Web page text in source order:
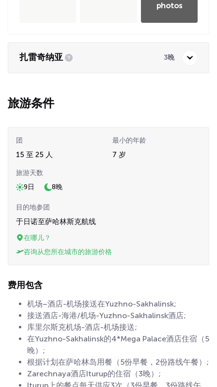
photos
扎雷奇纳亚 3晚
旅游条件
团
15 至 25 人
最小的年龄
7 岁
旅游天数
9日
8晚
目的地参团
于日诺至萨哈林斯克航线
在哪儿？
咨询从您所在城市的旅游价格
费用包含
机场–酒店-机场接送在Yuzhno-Sakhalinsk;
接送酒店-海港/机场-Yuzhno-Sakhalinsk酒店;
库里尔斯克机场-酒店-机场接送;
在Yuzhno-Sakhalinsk的4*Mega Palace酒店住宿（5
晚）;
根据计划在萨哈林岛用餐（5份早餐，2份路线午餐）;
Zarechnaya酒店Iturup的住宿（3晚）;
Iturup上的餐点每天供应3次（3份早餐，3份路线午